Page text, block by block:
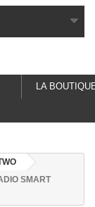
LA
SMART